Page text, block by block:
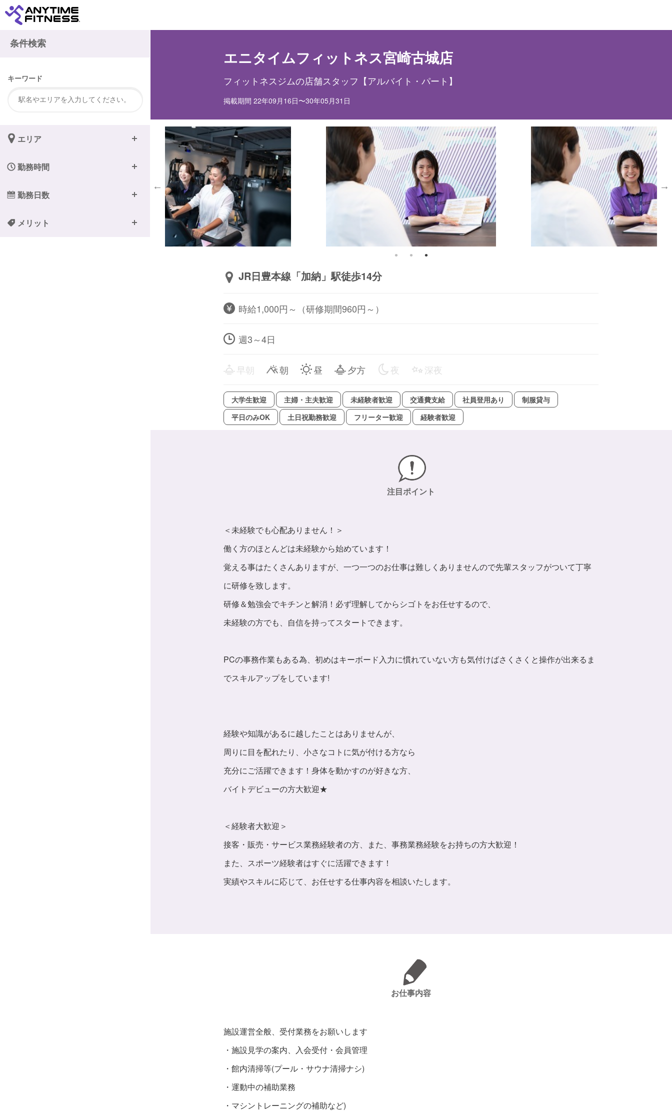
エニタイムフィットネス宮崎古城店
フィットネスジムの店舗スタッフ【アルバイト・パート】
掲載期間 22年09月16日〜30年05月31日
JR日豊本線「加納」駅徒歩14分
時給1,000円～（研修期間960円～）
週3～4日
早朝 朝 昼 夕方 夜 深夜
大学生歓迎 主婦・主夫歓迎 未経験者歓迎 交通費支給 社員登用あり
制服貸与
平日のみOK
土日祝勤務歓迎 フリーター歓迎 経験者歓迎
注目ポイント
＜未経験でも心配ありません！＞
働く方のほとんどは未経験から始めています！
覚える事はたくさんありますが、一つ一つのお仕事は難しくありませんので先輩スタッフがついて丁寧
に研修を致します。
研修＆勉強会でキチンと解消！必ず理解してからシゴトをお任せするので、
未経験の方でも、自信を持ってスタートできます。
PCの事務作業もある為、初めはキーボード入力に慣れていない方も気付けばさくさくと操作が出来るま
でスキルアップをしています!
経験や知識があるに越したことはありませんが、
周りに目を配れたり、小さなコトに気が付ける方なら
充分にご活躍できます！身体を動かすのが好きな方、
バイトデビューの方大歓迎★
＜経験者大歓迎＞
接客・販売・サービス業務経験者の方、また、事務業務経験をお持ちの方大歓迎！
また、スポーツ経験者はすぐに活躍できます！
実績やスキルに応じて、お任せする仕事内容を相談いたします。
お仕事内容
施設運営全般、受付業務をお願いします
・施設見学の案内、入会受付・会員管理
・館内清掃等(プール・サウナ清掃ナシ)
・運動中の補助業務
・マシントレーニングの補助など)
条件検索
キーワード
エリア
勤務時間
勤務日数
メリット